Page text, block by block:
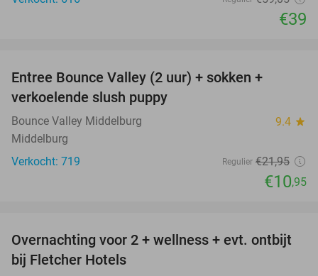
€39
Entree Bounce Valley (2 uur) + sokken +
verkoelende slush puppy
Bounce Valley Middelburg 9.4 star
Middelburg
Verkocht: 719
Regulier €21,95
€10,95
55%
Overnachting voor 2 + wellness + evt. ontbijt
bij Fletcher Hotels